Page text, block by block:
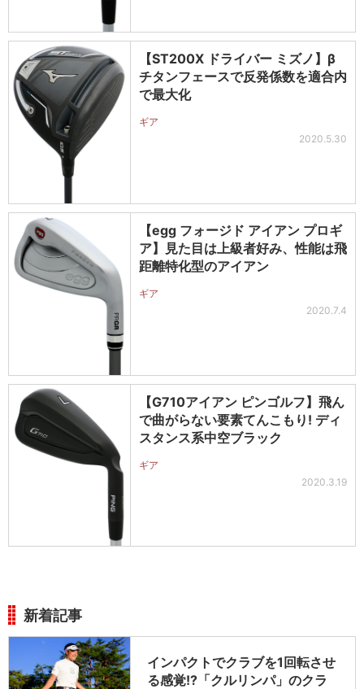
【ST200X ドライバー ミズノ】β
チタンフェースで反発係数を適合内
で最大化
ギア
2020.5.30
【egg フォージド アイアン プロギ
ア】見た目は上級者好み、性能は飛
距離特化型のアイアン
ギア
2020.7.4
【G710アイアン ピンゴルフ】飛ん
で曲がらない要素てんこもり! ディ
スタンス系中空ブラック
ギア
2020.3.19
新着記事
インパクトでクラブを1回転させ
る感覚!?「クルリンパ」のクラ